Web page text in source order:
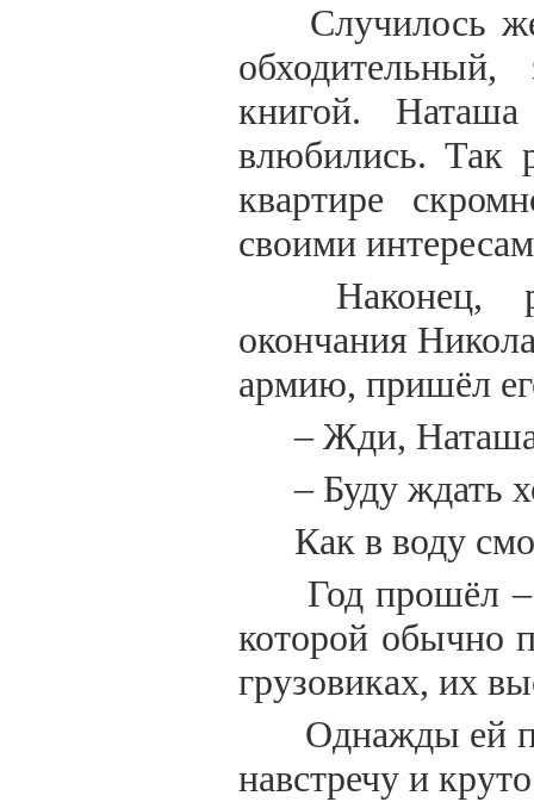
Случилось
книгой.
влюбились. Так
квартире
своими
Наконец,
окончания
армию, пришёл
– Жди,
– Буду ждать
Как в воду
Год прошёл
которой обычно
грузовиках, их
Однажды ей
навстречу и